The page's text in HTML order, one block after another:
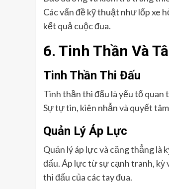
Các vấn đề kỹ thuật như lốp xe
kết quả cuộc đua.
6. Tinh Thần Và
Tinh Thần Thi Đấu
Tinh thần thi đấu là yếu tố
Sự tự tin, kiên nhẫn và quyết
Quản Lý Áp Lực
Quản lý áp lực và căng thẳng là
đấu. Áp lực từ sự cạnh tranh, kỳ
thi đấu của các tay đua.